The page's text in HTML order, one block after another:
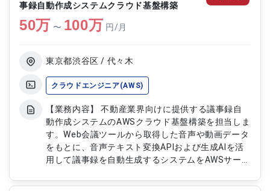
事録自動作成システムクラウド基盤構築
50万 〜 100万 円/月
東京都渋谷区 / 代々木
クラウドエンジニア(AWS)
【業務内容】 不動産業界向けに提供する議事録自
動作成システムのAWSクラウド基盤構築を担当しま
す。Web会議ツールから取得した音声や動画データ
をもとに、音声テキスト変換APIおよび生成AIを活
用して議事録を自動生成するシステムをAWSサーバ
Lambda、Step Functionsなどを用いたアーキテク